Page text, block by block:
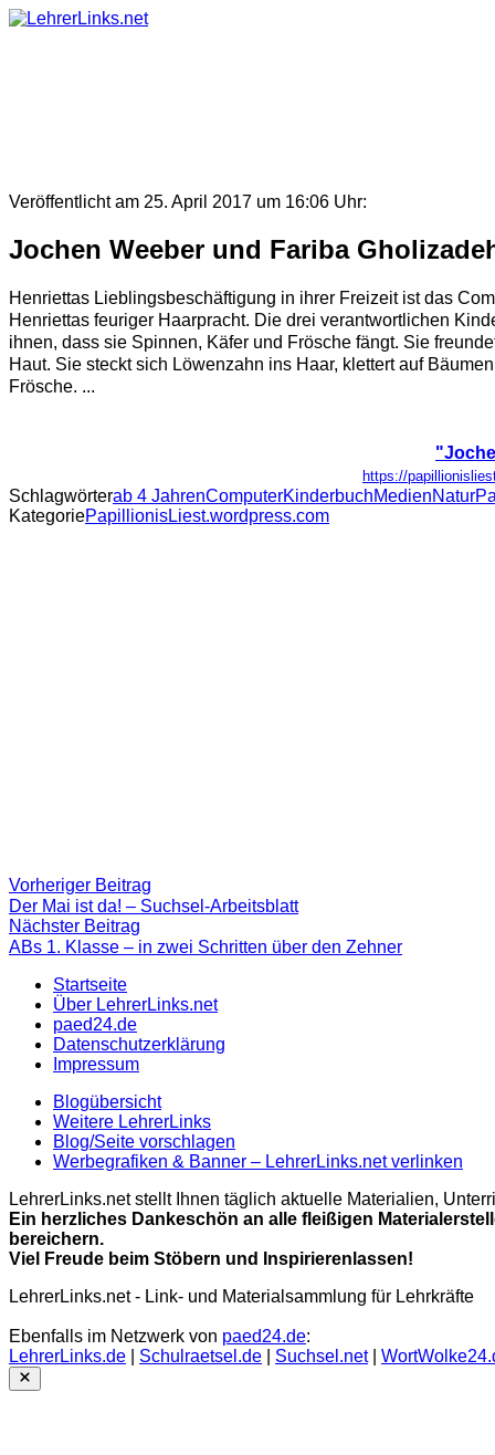
Skip
Veröffentlicht am 25. April 2017 um 16:06 Uhr:
Jochen Weeber und Fariba
Henriettas Lieblingsbeschäftigung in ihrer Freizeit ist das
Henriettas feuriger Haarpracht. Die drei verantwortlichen
ihnen, dass sie Spinnen, Käfer und Frösche fängt. Sie
Haut. Sie steckt sich Löwenzahn ins Haar, klettert auf
Frösche. ...
https://
Schlagwörterab 4 JahrenComputerKinderbuchMedienNatur
KategoriePapillionisLiest.wordpress.com
Beitragsnavigation
Vorheriger Beitrag
Beitrag:
Der Mai ist da! – Suchsel-Arbeitsblatt
Nächster Beitrag
Beitrag
ABs 1. Klasse – in zwei Schritten über den Zehner
Startseite
Über LehrerLinks.net
paed24.de
Datenschutzerklärung
Impressum
Blogübersicht
Weitere LehrerLinks
Blog/Seite vorschlagen
Werbegrafiken & Banner – LehrerLinks.net verlinken
LehrerLinks.net stellt Ihnen täglich aktuelle Materialien,
Ein herzliches Dankeschön an alle fleißigen
bereichern.
Viel Freude beim Stöbern und Inspirierenlassen!
LehrerLinks.net - Link- und Materialsammlung für Lehrkräfte
Ebenfalls im Netzwerk von paed24.de:
LehrerLinks.de
Schulraetsel.de Suchsel.net|
Close